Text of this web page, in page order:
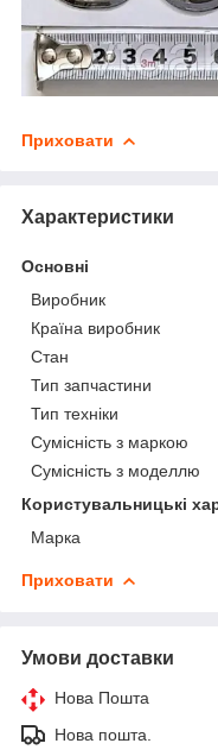
Приховати
Характеристики
Основні
Виробник
Країна виробник
Стан
Тип запчастини
Тип техніки
Сумісність з маркою
Сумісність з моделлю
Користувальницькі
Марка
Приховати
Умови доставки
Нова Пошта
Нова пошта.